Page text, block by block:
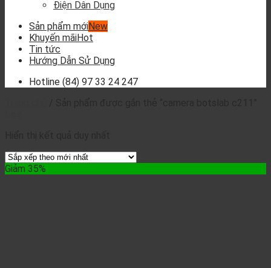
Điện Dân Dụng
Sản phẩm mới
Khuyến mãi
Tin tức
Hướng Dẫn Sử Dụng
Hotline (84) 97 33 24 247
Giảm 35%